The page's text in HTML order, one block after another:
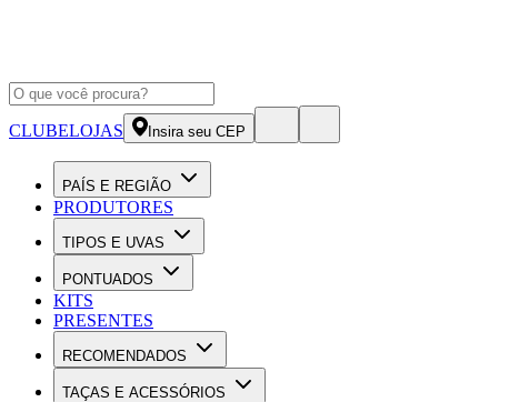
CLUBELOJAS Insira seu CEP
PAÍS E REGIÃO
PRODUTORES
TIPOS E UVAS
PONTUADOS
KITS
PRESENTES
RECOMENDADOS
TAÇAS E ACESSÓRIOS